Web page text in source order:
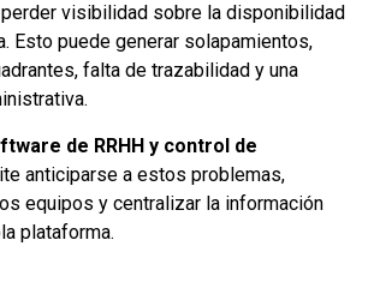
perder visibilidad sobre la disponibilidad
Esto puede generar solapamientos,
falta de trazabilidad y una
de RRHH y control de
anticiparse a estos problemas,
equipos y centralizar la información
plataforma.